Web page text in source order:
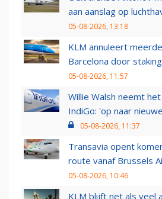
aan aanslag op
05-08-2026, 13:18
KLM annuleert
Barcelona door staking
05-08-2026, 11:57
Willie Walsh neemt
IndiGo: 'op naar
05-08-2026, 11:37
Transavia opent
route vanaf Brussels
05-08-2026, 10:46
KLM blijft net als veel